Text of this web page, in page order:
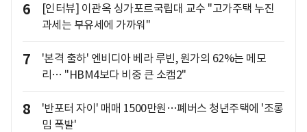
6
[인터뷰] 이관옥 싱가포르국립대 교수 "고가주택 누진
과세는 부유세에 가까워"
7
'본격 출하' 엔비디아 베라 루빈, 원가의 62%는 메모
리… "HBM4보다 비중 큰 소캠2"
8
'반포터 자이' 매매 1500만원…폐버스 청년주택에 '조롱
밈 폭발'